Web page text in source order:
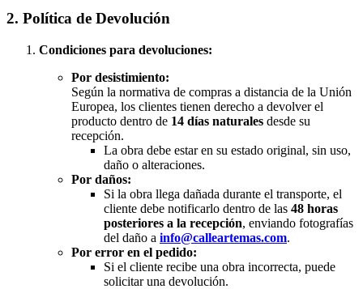
2. Política de Devolución
Condiciones para devoluciones:
Por desistimiento:
Según la normativa de compras a distancia de la Unión
Europea, los clientes tienen derecho a devolver el
producto dentro de 14 días naturales desde su
recepción.
La obra debe estar en su estado original, sin uso,
daño o alteraciones.
Por daños:
Si la obra llega dañada durante el transporte, el
cliente debe notificarlo dentro de las 48 horas
posteriores a la recepción, enviando fotografías
del daño a info@calleartemas.com.
Por error en el pedido:
Si el cliente recibe una obra incorrecta, puede
solicitar una devolución.